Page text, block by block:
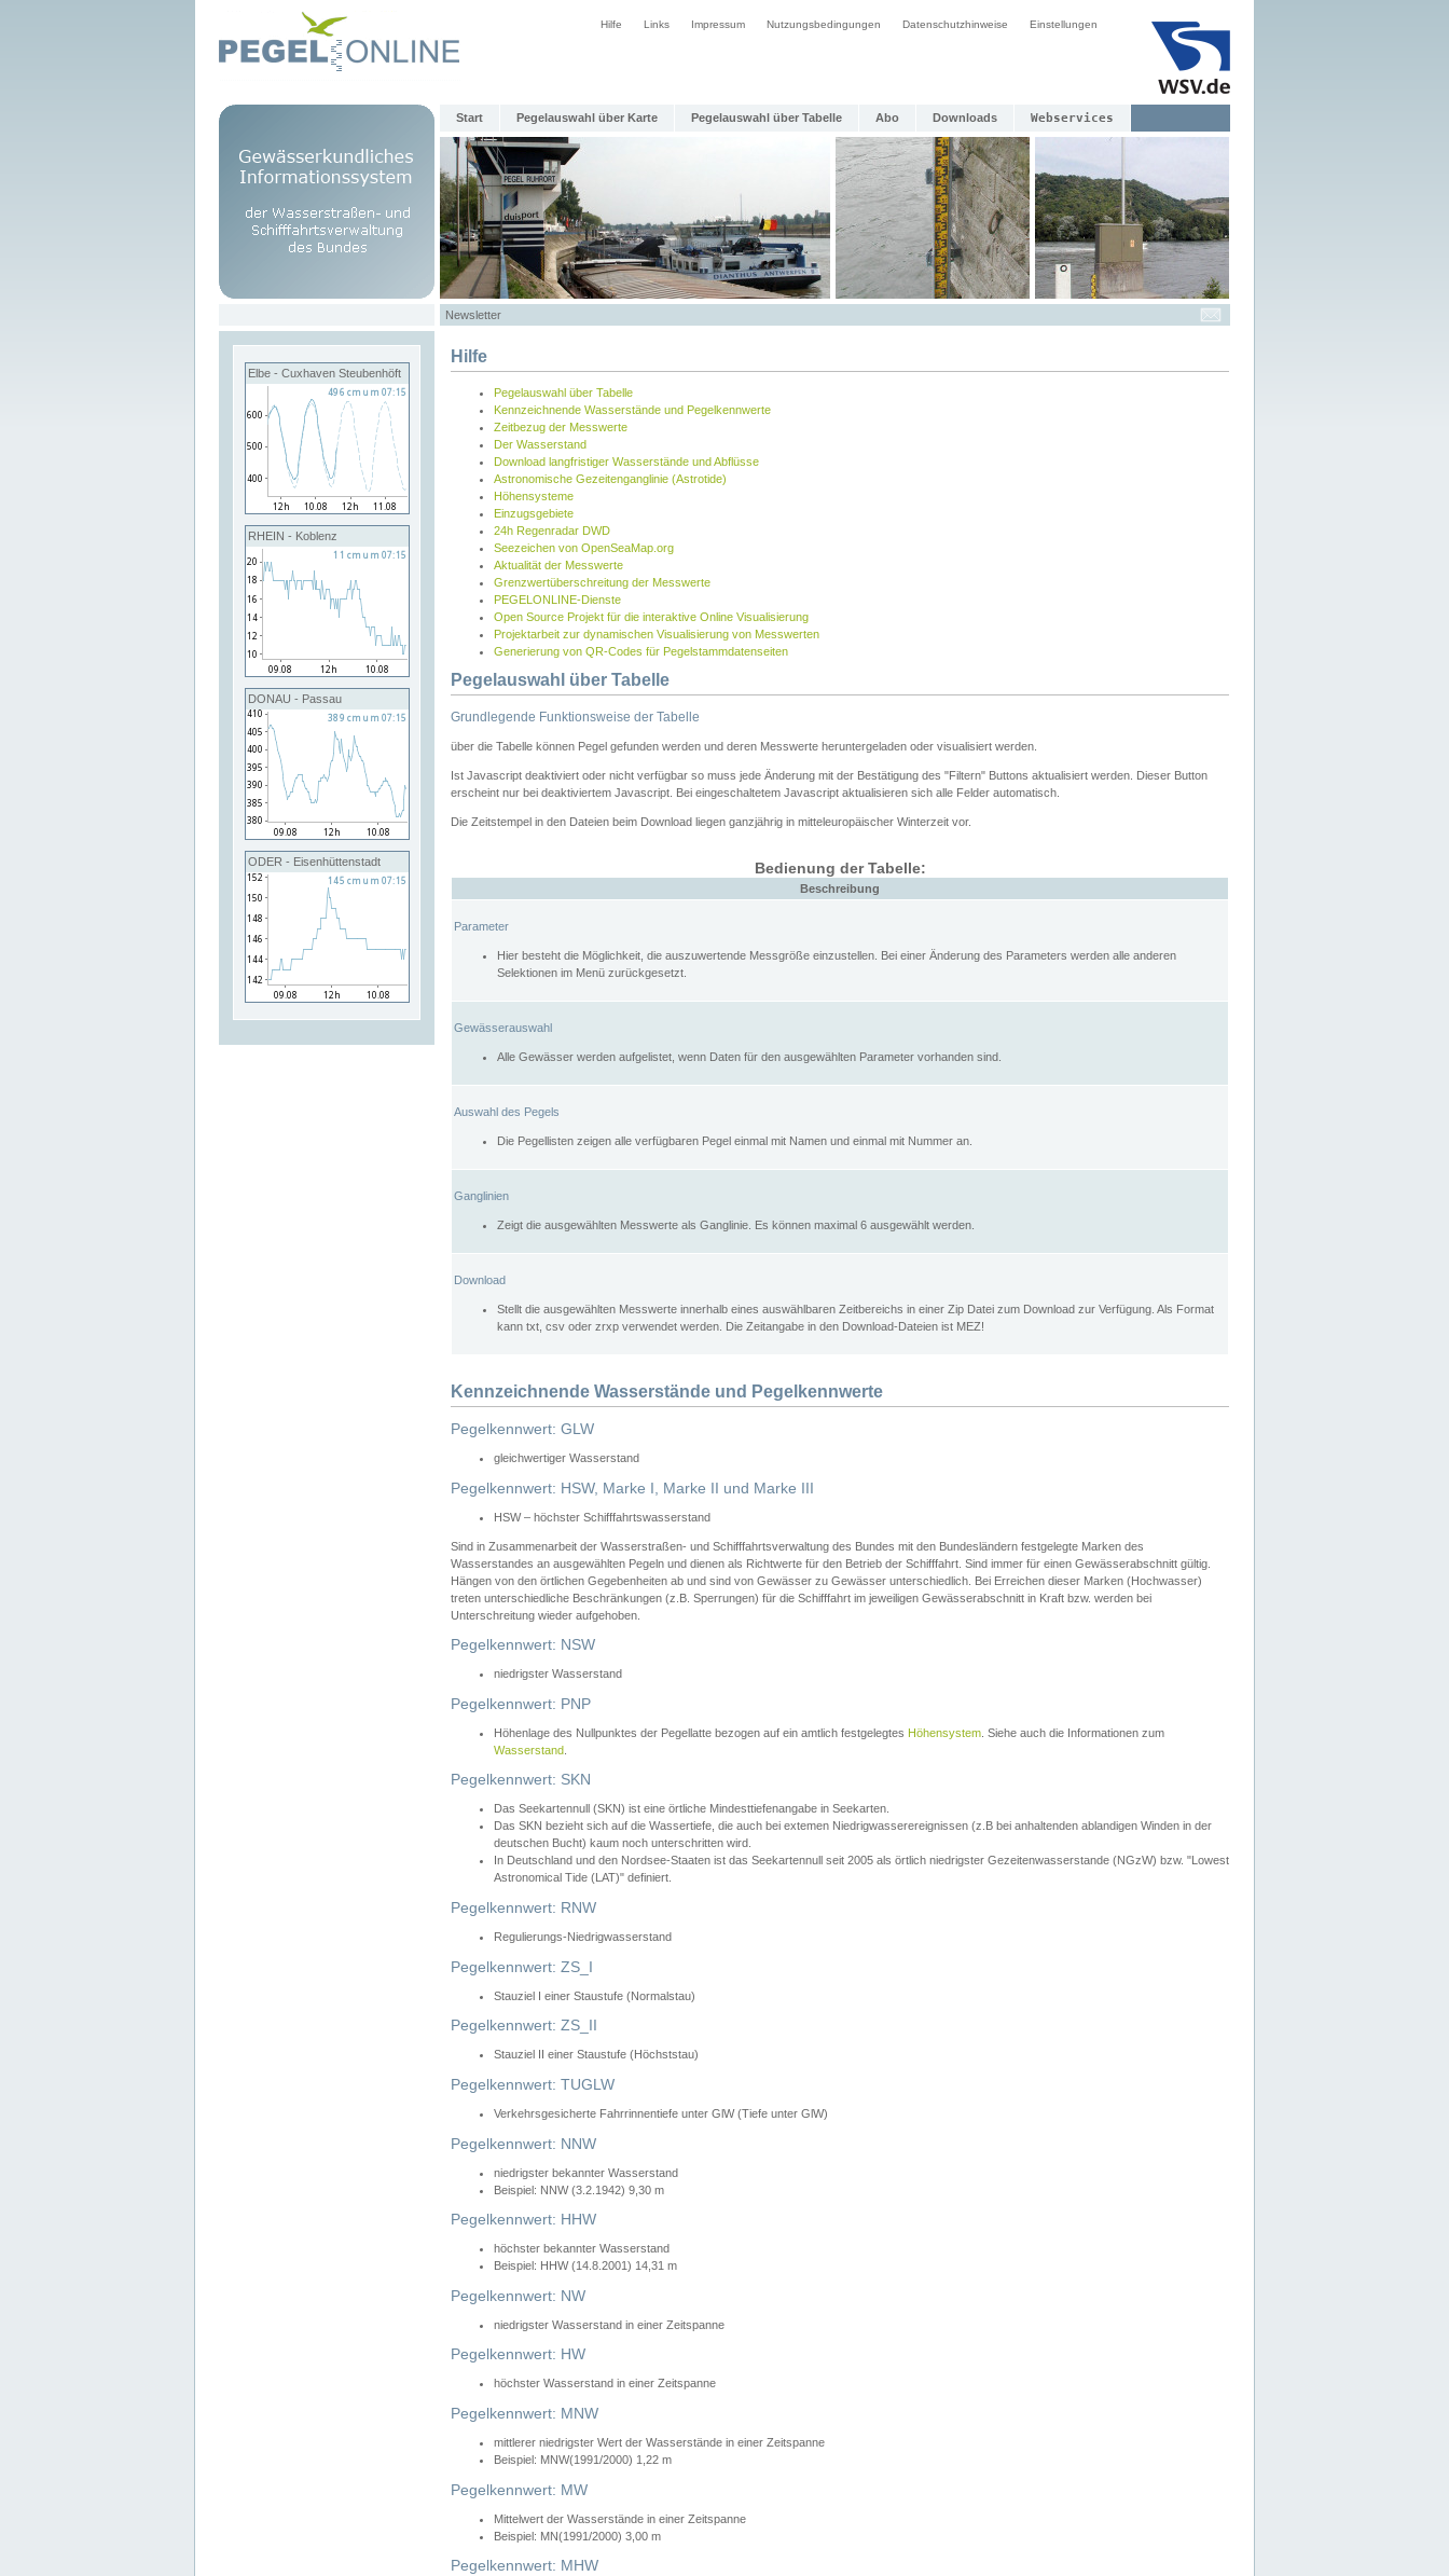
Hilfe Links Impressum Nutzungsbedingungen Datenschutzhinweise Einstellungen
Start Pegelauswahl über Karte Pegelauswahl über Tabelle Abo Downloads Webservices
Newsletter
Elbe - Cuxhaven Steubenhöft
RHEIN - Koblenz
DONAU - Passau
ODER - Eisenhüttenstadt
Hilfe
Pegelauswahl über Tabelle
Kennzeichnende Wasserstände und Pegelkennwerte
Zeitbezug der Messwerte
Der Wasserstand
Download langfristiger Wasserstände und Abflüsse
Astronomische Gezeitenganglinie (Astrotide)
Höhensysteme
Einzugsgebiete
24h Regenradar DWD
Seezeichen von OpenSeaMap.org
Aktualität der Messwerte
Grenzwertüberschreitung der Messwerte
PEGELONLINE-Dienste
Open Source Projekt für die interaktive Online Visualisierung
Projektarbeit zur dynamischen Visualisierung von Messwerten
Generierung von QR-Codes für Pegelstammdatenseiten
Pegelauswahl über Tabelle
Grundlegende Funktionsweise der Tabelle
über die Tabelle können Pegel gefunden werden und deren Messwerte heruntergeladen oder visualisiert werden.
Ist Javascript deaktiviert oder nicht verfügbar so muss jede Änderung mit der Bestätigung des "Filtern" Buttons aktualisiert werden. Dieser Button
erscheint nur bei deaktiviertem Javascript. Bei eingeschaltetem Javascript aktualisieren sich alle Felder automatisch.
Die Zeitstempel in den Dateien beim Download liegen ganzjährig in mitteleuropäischer Winterzeit vor.
Bedienung der Tabelle:
Beschreibung
Parameter
Hier besteht die Möglichkeit, die auszuwertende Messgröße einzustellen. Bei einer Änderung des Parameters werden alle anderen
Selektionen im Menü zurückgesetzt.
Gewässerauswahl
Alle Gewässer werden aufgelistet, wenn Daten für den ausgewählten Parameter vorhanden sind.
Auswahl des Pegels
Die Pegellisten zeigen alle verfügbaren Pegel einmal mit Namen und einmal mit Nummer an.
Ganglinien
Zeigt die ausgewählten Messwerte als Ganglinie. Es können maximal 6 ausgewählt werden.
Download
Stellt die ausgewählten Messwerte innerhalb eines auswählbaren Zeitbereichs in einer Zip Datei zum Download zur Verfügung. Als Format
kann txt, csv oder zrxp verwendet werden. Die Zeitangabe in den Download-Dateien ist MEZ!
Kennzeichnende Wasserstände und Pegelkennwerte
Pegelkennwert: GLW
gleichwertiger Wasserstand
Pegelkennwert: HSW, Marke I, Marke II und Marke III
HSW – höchster Schifffahrtswasserstand
Sind in Zusammenarbeit der Wasserstraßen- und Schifffahrtsverwaltung des Bundes mit den Bundesländern festgelegte Marken des
Wasserstandes an ausgewählten Pegeln und dienen als Richtwerte für den Betrieb der Schifffahrt. Sind immer für einen Gewässerabschnitt gültig.
Hängen von den örtlichen Gegebenheiten ab und sind von Gewässer zu Gewässer unterschiedlich. Bei Erreichen dieser Marken (Hochwasser)
treten unterschiedliche Beschränkungen (z.B. Sperrungen) für die Schifffahrt im jeweiligen Gewässerabschnitt in Kraft bzw. werden bei
Unterschreitung wieder aufgehoben.
Pegelkennwert: NSW
niedrigster Wasserstand
Pegelkennwert: PNP
Höhenlage des Nullpunktes der Pegellatte bezogen auf ein amtlich festgelegtes Höhensystem . Siehe auch die Informationen zum
Wasserstand
Pegelkennwert: SKN
Das Seekartennull (SKN) ist eine örtliche Mindesttiefenangabe in Seekarten.
Das SKN bezieht sich auf die Wassertiefe, die auch bei extemen Niedrigwasserereignissen (z.B bei anhaltenden ablandigen Winden in der
deutschen Bucht) kaum noch unterschritten wird.
In Deutschland und den Nordsee-Staaten ist das Seekartennull seit 2005 als örtlich niedrigster Gezeitenwasserstande (NGzW) bzw. "Lowest
Astronomical Tide (LAT)" definiert.
Pegelkennwert: RNW
Regulierungs-Niedrigwasserstand
Pegelkennwert: ZS_I
Stauziel I einer Staustufe (Normalstau)
Pegelkennwert: ZS_II
Stauziel II einer Staustufe (Höchststau)
Pegelkennwert: TUGLW
Verkehrsgesicherte Fahrrinnentiefe unter GlW (Tiefe unter GlW)
Pegelkennwert: NNW
niedrigster bekannter Wasserstand
Beispiel: NNW (3.2.1942) 9,30 m
Pegelkennwert: HHW
höchster bekannter Wasserstand
Beispiel: HHW (14.8.2001) 14,31 m
Pegelkennwert: NW
niedrigster Wasserstand in einer Zeitspanne
Pegelkennwert: HW
höchster Wasserstand in einer Zeitspanne
Pegelkennwert: MNW
mittlerer niedrigster Wert der Wasserstände in einer Zeitspanne
Beispiel: MNW(1991/2000) 1,22 m
Pegelkennwert: MW
Mittelwert der Wasserstände in einer Zeitspanne
Beispiel: MN(1991/2000) 3,00 m
Pegelkennwert: MHW